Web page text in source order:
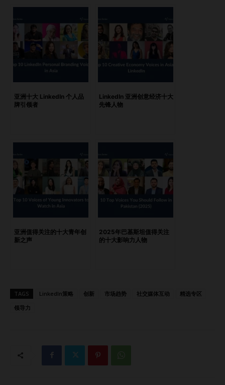
是内容平台 China eTALK 的发起人，专注于解析中国的数
字、零售和科技趋势。她所著的《Shopatainment》一书，挑
战西方重新思考线上商业与未来零售的可能性。作为演讲嘉
宾、作家和导师，Moonie 已成为中国创新领域的重要思想领
袖之一。 Thomas (雲) Hoon 拥有超过25年的亚太区商业拓
展经验，Thomas 是连接中国与东南亚市场的桥梁人物。通过
Nexus Alliance，他帮助品牌实现战略性扩张，并避免代价高
Poman Lo Poman Lo 是可持续酒店业的先驱者，她将“使
命”与“利润”完美结合。作为富豪酒店集团副主席及 One Earth
Alliance 创办人，她引领亚洲在影响力投资和 ESG 创新方面
不断前行。 她的开创性项目包括推动香港首家碳中和酒店的
现系统性变革。 Dr….
亚洲十大 LinkedIn 个人品
牌引领者
LinkedIn 亚洲创意经济十大
先锋人物
亚洲值得关注的十大青年创
新之声
2025年巴基斯坦值得关注
的十大影响力人物
TAGS LinkedIn策略 创新 市场趋势 社交媒体互动
精选专区
领导力